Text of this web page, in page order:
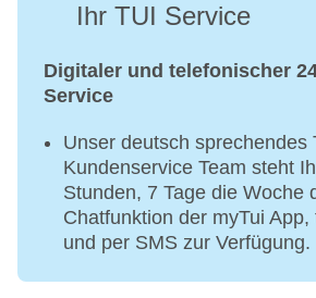
Ihr TUI Service
Digitaler und telefonischer
Service
Unser deutsch sprechendes
Kundenservice Team steht
Stunden, 7 Tage die Woche
Chatfunktion der myTui App,
und per SMS zur Verfügung.